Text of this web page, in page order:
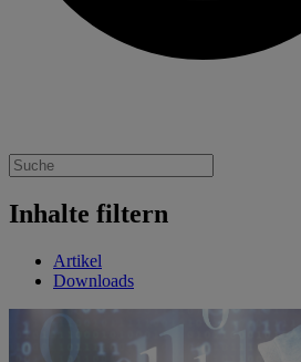
Inhalte filtern
Artikel
Downloads